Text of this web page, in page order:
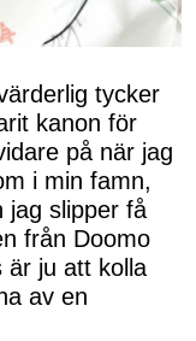
tycker
kanon för
på när jag
i min famn,
jag slipper få
från Doomo
är ju att kolla
av en